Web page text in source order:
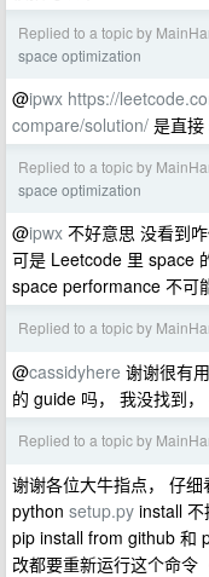
Replied to a topic by
space optimization
@ipwx https://
compare/solution/ 是直
Replied to a topic by
space optimization
@ipwx 不好意思 没看到咋
可是 Leetcode 里 space
space performance 不可
Replied to a topic by
@cassidyhere 谢谢很有
的 guide 吗， 我没找到
Replied to a topic by
谢谢各位大牛指点， 仔细
python setup.py install 不
pip install from github 和
改都要重新运行这个命令